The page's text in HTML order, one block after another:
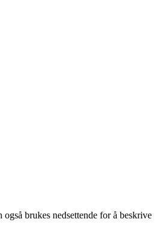
brukes nedsettende for å beskrive